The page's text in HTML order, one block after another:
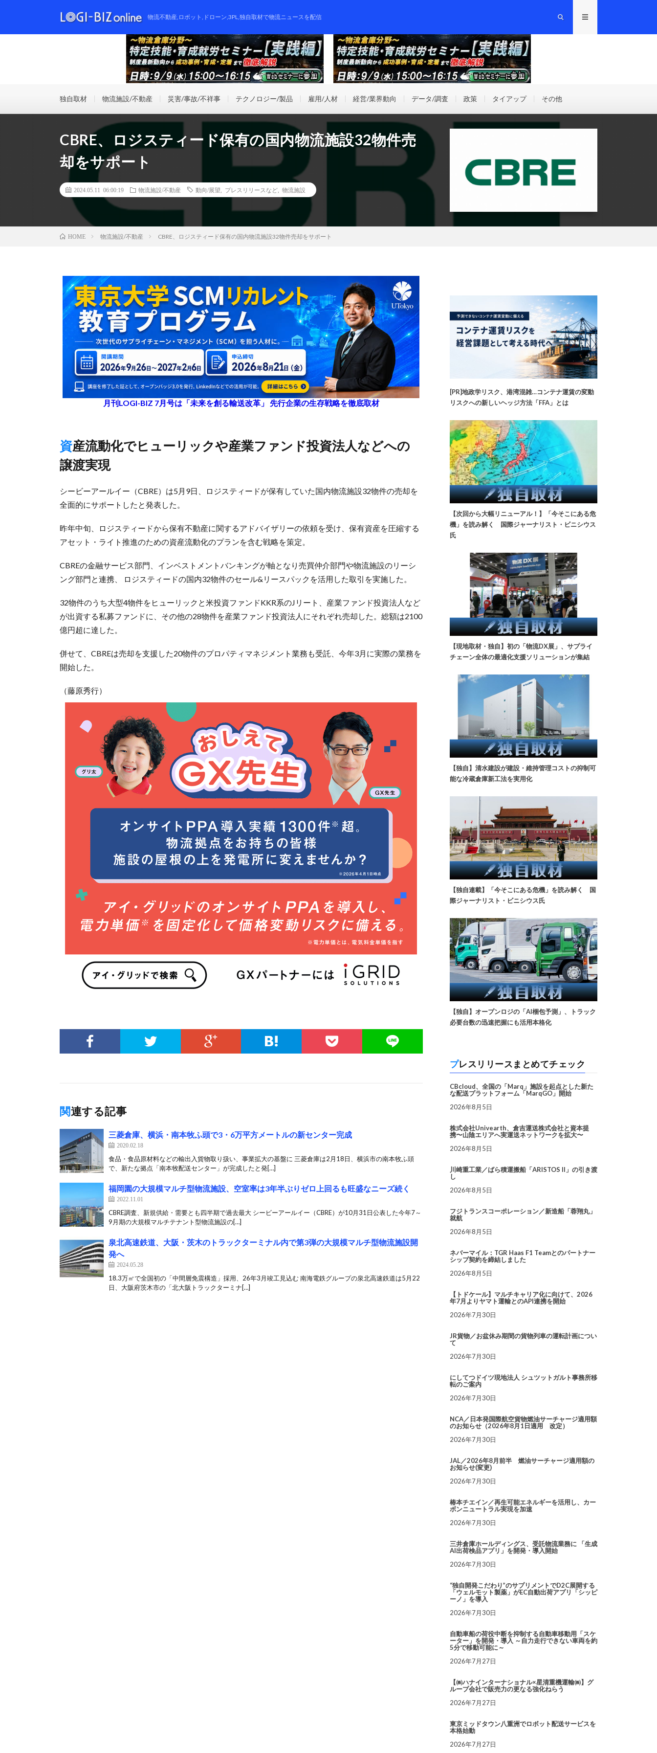
物流不動産,ロボット,ドローン,3PL,独自取材で物流ニュースを配信
独自取材 物流施設/不動産 災害/事故/不祥事 テクノロジー/製品 雇用/人材 経営/業界動向 データ/調査 政策 タイアップ その他
CBRE、ロジスティード保有の国内物流施設32物件売
却をサポート
2024.05.11 06:00:19 物流施設/不動産 動向/展望 プレスリリースなど 物流施設
HOME 物流施設/不動産 CBRE、ロジスティード保有の国内物流施設32物件売却をサポート
月刊LOGI-BIZ 7月号は「未来を創る輸送改革」 先行企業の生存戦略を徹底取材
資産流動化でヒューリックや産業ファンド投資法人などへの
譲渡実現
シービーアールイー（CBRE）は5月9日、ロジスティードが保有していた国内物流施設32物件の売却を
全面的にサポートしたと発表した。
昨年中旬、ロジスティードから保有不動産に関するアドバイザリーの依頼を受け、保有資産を圧縮する
アセット・ライト推進のための資産流動化のプランを含む戦略を策定。
CBREの金融サービス部門、インベストメントバンキングが軸となり売買仲介部門や物流施設のリーシ
ング部門と連携、 ロジスティードの国内32物件のセール&リースパックを活用した取引を実施した。
32物件のうち大型4物件をヒューリックと米投資ファンドKKR系のJリート、産業ファンド投資法人など
が出資する私募ファンドに、その他の28物件を産業ファンド投資法人にそれぞれ売却した。総額は2100
億円超に達した。
併せて、CBREは売却を支援した20物件のプロパティマネジメント業務も受託、今年3月に実際の業務を
開始した。
（藤原秀行）
関連する記事
三菱倉庫、横浜・南本牧ふ頭で3・6万平方メートルの新センター完成
2020.02.18
食品・食品原材料などの輸出入貨物取り扱い、事業拡大の基盤に 三菱倉庫は2月18日、横浜市の南本牧ふ頭
で、新たな拠点「南本牧配送センター」が完成したと発[…]
福岡園の大規模マルチ型物流施設、空室率は3年半ぶりゼロ上回るも旺盛なニーズ続く
2022.11.01
CBRE調査、新規供給・需要とも四半期で過去最大 シービーアールイー（CBRE）が10月31日公表した今年7～
9月期の大規模マルチテナント型物流施設の[…]
泉北高速鉄道、大阪・茨木のトラックターミナル内で第3弾の大規模マルチ型物流施設開
発へ
2024.05.28
18.3万㎡で全国初の「中間層免震構造」採用、26年3月竣工見込む 南海電鉄グループの泉北高速鉄道は5月22
日、大阪府茨木市の「北大阪トラックターミナ[…]
[PR]地政学リスク、港湾混雑…コンテナ運賃の変動
リスクへの新しいヘッジ方法「FFA」とは
【次回から大幅リニューアル！】「今そこにある危
機」を読み解く 国際ジャーナリスト・ビニシウス
氏
【現地取材・独自】初の「物流DX展」、サプライ
チェーン全体の最適化支援ソリューションが集結
【独自】清水建設が建設・維持管理コストの抑制可
能な冷蔵倉庫新工法を実用化
【独自連載】「今そこにある危機」を読み解く 国
際ジャーナリスト・ビニシウス氏
【独自】オープンロジの「AI梱包予測」、トラック
必要台数の迅速把握にも活用本格化
プレスリリースまとめてチェック
CBcloud、全国の「Marq」施設を起点とした新た
な配送プラットフォーム「MarqGO」開始
2026年8月5日
株式会社Univearth、倉吉運送株式会社と資本提
携〜山陰エリアへ実運送ネットワークを拡大〜
2026年8月5日
川崎重工業／ばら積運搬船「ARISTOS II」の引き渡
し
2026年8月5日
フジトランスコーポレーション／新造船「蓉翔丸」
就航
2026年8月5日
ネバーマイル：TGR Haas F1 Teamとのパートナー
シップ契約を締結しました
2026年8月5日
【トドケール】マルチキャリア化に向けて、2026
年7月よりヤマト運輸とのAPI連携を開始
2026年7月30日
JR貨物／お盆休み期間の貨物列車の運転計画につい
て
2026年7月30日
にしてつドイツ現地法人 シュツットガルト事務所移
転のご案内
2026年7月30日
NCA／日本発国際航空貨物燃油サーチャージ適用額
のお知らせ（2026年8月1日適用 改定）
2026年7月30日
JAL／2026年8月前半 燃油サーチャージ適用額の
お知らせ(変更)
2026年7月30日
椿本チエイン／再生可能エネルギーを活用し、カー
ボンニュートラル実現を加速
2026年7月30日
三井倉庫ホールディングス、受託物流業務に 「生成
AI出荷検品アプリ」を開発・導入開始
2026年7月30日
“独自開発こだわり”のサプリメントでD2C展開する
「ウェルモット製薬」がEC自動出荷アプリ「シッピ
ーノ」を導入
2026年7月30日
自動車船の荷役中断を抑制する自動車移動用「スケ
ーター」を開発・導入 ～自力走行できない車両を約
5分で移動可能に～
2026年7月27日
【㈱ハナインターナショナル×星清重機運輸㈱】グ
ループ会社で販売力の更なる強化ねらう
2026年7月27日
東京ミッドタウン八重洲でロボット配送サービスを
本格始動
2026年7月27日